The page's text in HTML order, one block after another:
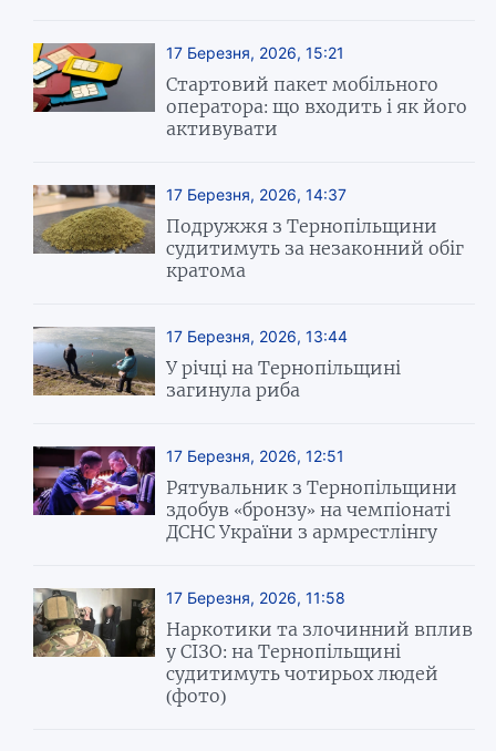
17 Березня, 2026, 15:21
Стартовий пакет мобільного
оператора: що входить і як його
активувати
17 Березня, 2026, 14:37
Подружжя з Тернопільщини
судитимуть за незаконний обіг
кратома
17 Березня, 2026, 13:44
У річці на Тернопільщині
загинула риба
17 Березня, 2026, 12:51
Рятувальник з Тернопільщини
здобув «бронзу» на чемпіонаті
ДСНС України з армрестлінгу
17 Березня, 2026, 11:58
Наркотики та злочинний вплив
у СІЗО: на Тернопільщині
судитимуть чотирьох людей
(фото)